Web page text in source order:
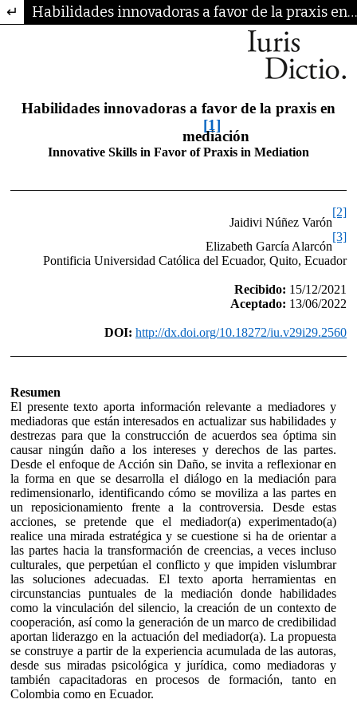
Volver a los detalles del artículo Habilidades innovadoras a favor de la praxis en mediación